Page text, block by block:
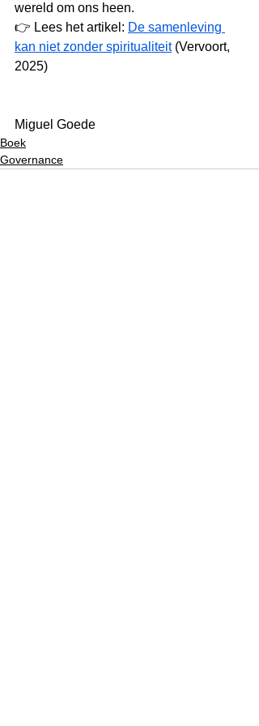
wereld om ons heen.
👉 Lees het artikel: De samenleving
kan niet zonder spiritualiteit (Vervoort,
2025)
Miguel Goede
Boek
Governance